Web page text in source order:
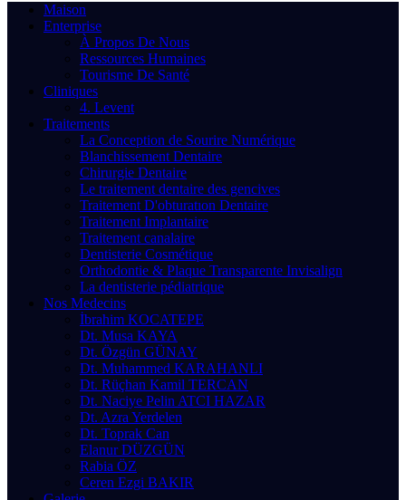
Maison
Enterprise
À Propos De Nous
Ressources Humaines
Tourisme De Santé
Cliniques
4. Levent
Traitements
La Conception de Sourire Numérique
Blanchissement Dentaire
Chirurgie Dentaire
Le traitement dentaire des gencives
Traitement D'obturatıon Dentaire
Traitement Implantaire
Traitement canalaire
Dentisterie Cosmétique
Orthodontie & Plaque Transparente Invisalign
La dentisterie pédiatrique
Nos Medecins
İbrahim KOCATEPE
Dt. Musa KAYA
Dt. Özgün GÜNAY
Dt. Muhammed KARAHANLI
Dt. Rüçhan Kamil TERCAN
Dt. Naciye Pelin ATCI HAZAR
Dt. Azra Yerdelen
Dt. Toprak Can
Elanur DÜZGÜN
Rabia ÖZ
Ceren Ezgi BAKIR